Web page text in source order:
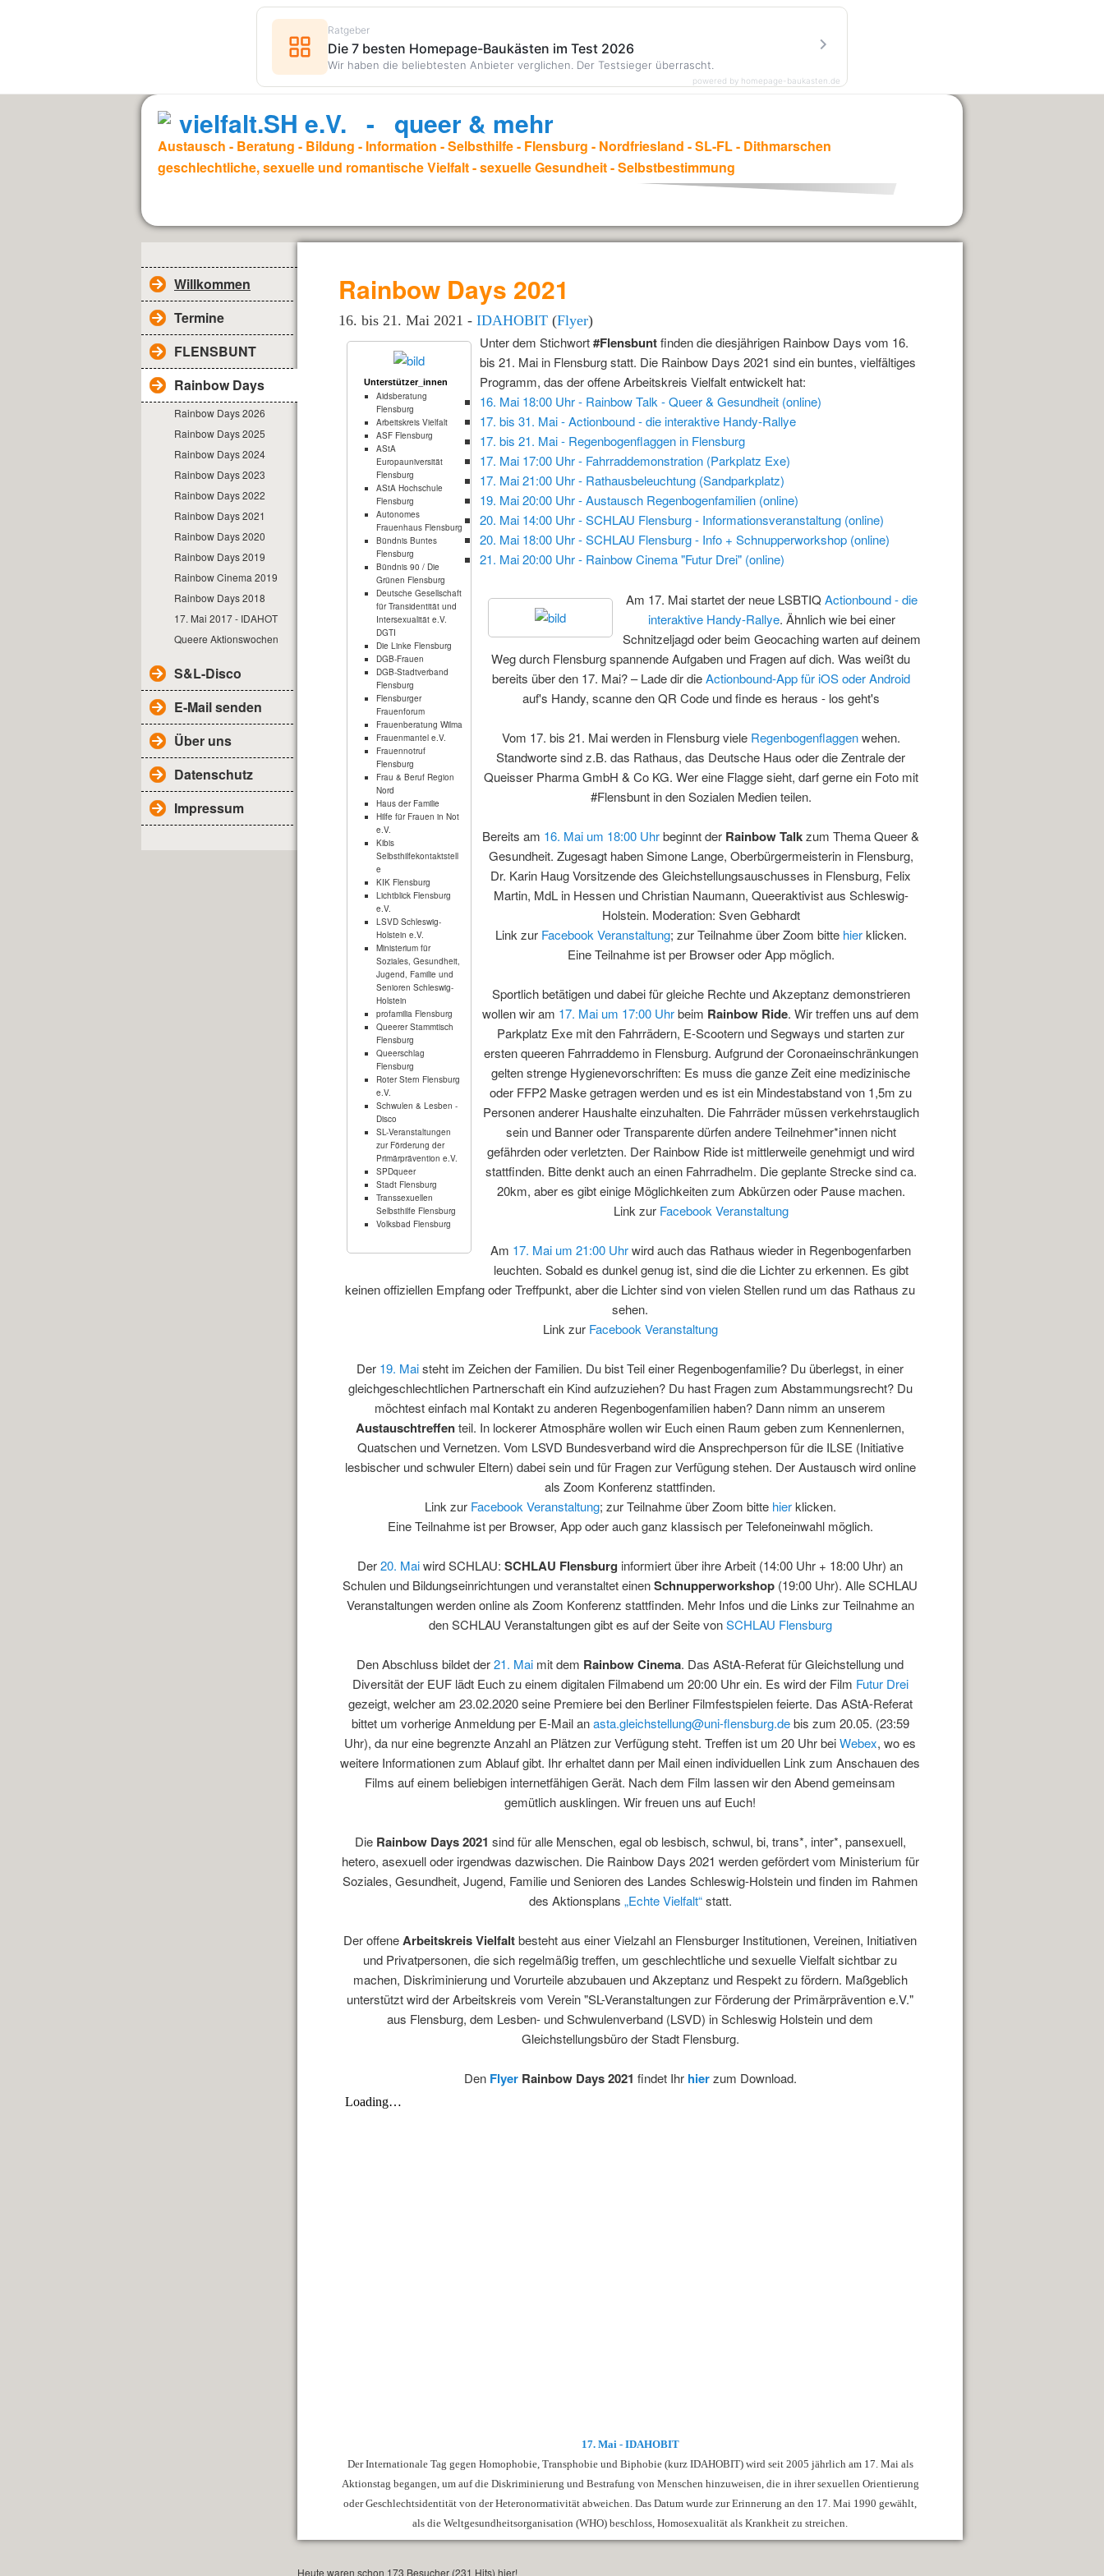
vielfalt.SH e.V. - queer & mehr
Austausch - Beratung - Bildung - Information - Selbsthilfe - Flensburg - Nordfriesland - SL-FL - Dithmarschen
geschlechtliche, sexuelle und romantische Vielfalt - sexuelle Gesundheit - Selbstbestimmung
Willkommen
Termine
FLENSBUNT
Rainbow Days
Rainbow Days 2026
Rainbow Days 2025
Rainbow Days 2024
Rainbow Days 2023
Rainbow Days 2022
Rainbow Days 2021
Rainbow Days 2020
Rainbow Days 2019
Rainbow Cinema 2019
Rainbow Days 2018
17. Mai 2017 - IDAHOT
Queere Aktionswochen
S&L-Disco
E-Mail senden
Über uns
Datenschutz
Impressum
Rainbow Days 2021
16. bis 21. Mai 2021 - IDAHOBIT (Flyer)
Unterstützer_innen
Aidsberatung
Flensburg
Arbeitskreis Vielfalt
ASF Flensburg
AStA
Europauniversität
Flensburg
AStA Hochschule
Flensburg
Autonomes
Frauenhaus Flensburg
Bündnis Buntes
Flensburg
Bündnis 90 / Die
Grünen Flensburg
Deutsche Gesellschaft
für Transidentität und
Intersexualität e.V.
DGTI
Die Linke Flensburg
DGB-Frauen
DGB-Stadtverband
Flensburg
Flensburger
Frauenforum
Frauenberatung Wilma
Frauenmantel e.V.
Frauennotruf
Flensburg
Frau & Beruf Region
Nord
Haus der Familie
Hilfe für Frauen in Not
e.V.
Kibis
Selbsthilfekontaktstell
e
KIK Flensburg
Lichtblick Flensburg
e.V.
LSVD Schleswig-
Holstein e.V.
Ministerium für
Soziales, Gesundheit,
Jugend, Familie und
Senioren Schleswig-
Holstein
profamilia Flensburg
Queerer Stammtisch
Flensburg
Queerschlag
Flensburg
Roter Stern Flensburg
e.V.
Schwulen & Lesben -
Disco
SL-Veranstaltungen
zur Förderung der
Primärprävention e.V.
SPDqueer
Stadt Flensburg
Transsexuellen
Selbsthilfe Flensburg
Volksbad Flensburg
Unter dem Stichwort#Flensbuntfinden die diesjährigen Rainbow Days vom 16.
bis 21. Mai in Flensburg statt. Die Rainbow Days 2021 sind ein buntes, vielfältiges
Programm, das der offene Arbeitskreis Vielfalt entwickelt hat:
16. Mai 18:00 Uhr - Rainbow Talk - Queer & Gesundheit (online)
17. bis 31. Mai - Actionbound - die interaktive Handy-Rallye
17. bis 21. Mai - Regenbogenflaggen in Flensburg
17. Mai 17:00 Uhr - Fahrraddemonstration (Parkplatz Exe)
17. Mai 21:00 Uhr - Rathausbeleuchtung (Sandparkplatz)
19. Mai 20:00 Uhr - Austausch Regenbogenfamilien (online)
20. Mai 14:00 Uhr - SCHLAU Flensburg - Informationsveranstaltung (online)
20. Mai 18:00 Uhr - SCHLAU Flensburg - Info + Schnupperworkshop (online)
21. Mai 20:00 Uhr - Rainbow Cinema "Futur Drei" (online)
Am 17. Mai startet der neue LSBTIQ Actionbound - die
interaktive Handy-Rallye. Ähnlich wie bei einer
Schnitzeljagd oder beim Geocaching warten auf deinem
Weg durch Flensburg spannende Aufgaben und Fragen auf dich. Was weißt du
bereits über den 17. Mai? – Lade dir dieActionbound-App für iOS oder Android
auf's Handy, scanne den QR Code und finde es heraus - los geht's
Vom 17. bis 21. Mai werden in Flensburg viele Regenbogenflaggenwehen.
Standworte sind z.B. das Rathaus, das Deutsche Haus oder die Zentrale der
Queisser Pharma GmbH & Co KG. Wer eine Flagge sieht, darf gerne ein Foto mit
#Flensbunt in den Sozialen Medien teilen.
Bereits am 16. Mai um 18:00 Uhrbeginnt der Rainbow Talkzum Thema Queer &
Gesundheit. Zugesagt haben Simone Lange, Oberbürgermeisterin in Flensburg,
Dr. Karin Haug Vorsitzende des Gleichstellungsauschusses in Flensburg, Felix
Martin, MdL in Hessen und Christian Naumann, Queeraktivist aus Schleswig-
Holstein. Moderation: Sven Gebhardt
Link zur Facebook Veranstaltung; zur Teilnahme über Zoom bitte hierklicken.
Eine Teilnahme ist per Browser oder App möglich.
Sportlich betätigen und dabei für gleiche Rechte und Akzeptanz demonstrieren
wollen wir am 17. Mai um 17:00 Uhrbeim Rainbow Ride. Wir treffen uns auf dem
Parkplatz Exe mit den Fahrrädern, E-Scootern und Segways und starten zur
ersten queeren Fahrraddemo in Flensburg. Aufgrund der Coronaeinschränkungen
gelten strenge Hygienevorschriften: Es muss die ganze Zeit eine medizinische
oder FFP2 Maske getragen werden und es ist ein Mindestabstand von 1,5m zu
Personen anderer Haushalte einzuhalten. Die Fahrräder müssen verkehrstauglich
sein und Banner oder Transparente dürfen andere Teilnehmer*innen nicht
gefährden oder verletzten. Der Rainbow Ride ist mittlerweile genehmigt und wird
stattfinden. Bitte denkt auch an einen Fahrradhelm. Die geplante Strecke sind ca.
20km, aber es gibt einige Möglichkeiten zum Abkürzen oder Pause machen.
Link zur Facebook Veranstaltung
Am 17. Mai um 21:00 Uhrwird auch das Rathaus wieder in Regenbogenfarben
leuchten. Sobald es dunkel genug ist, sind die die Lichter zu erkennen. Es gibt
keinen offiziellen Empfang oder Treffpunkt, aber die Lichter sind von vielen Stellen rund um das Rathaus zu
sehen.
Link zur Facebook Veranstaltung
Der 19. Maisteht im Zeichen der Familien. Du bist Teil einer Regenbogenfamilie? Du überlegst, in einer
gleichgeschlechtlichen Partnerschaft ein Kind aufzuziehen? Du hast Fragen zum Abstammungsrecht? Du
möchtest einfach mal Kontakt zu anderen Regenbogenfamilien haben? Dann nimm an unserem
Austauschtreffenteil. In lockerer Atmosphäre wollen wir Euch einen Raum geben zum Kennenlernen,
Quatschen und Vernetzen. Vom LSVD Bundesverband wird die Ansprechperson für die ILSE (Initiative
lesbischer und schwuler Eltern) dabei sein und für Fragen zur Verfügung stehen. Der Austausch wird online
als Zoom Konferenz stattfinden.
Link zur Facebook Veranstaltung; zur Teilnahme über Zoom bitte hierklicken.
Eine Teilnahme ist per Browser, App oder auch ganz klassisch per Telefoneinwahl möglich.
Der20. Maiwird SCHLAU: SCHLAU Flensburg informiert über ihre Arbeit (14:00 Uhr + 18:00 Uhr) an
Schulen und Bildungseinrichtungen und veranstaltet einenSchnupperworkshop (19:00 Uhr). Alle SCHLAU
Veranstaltungen werden online als Zoom Konferenz stattfinden. Mehr Infos und die Links zur Teilnahme an
den SCHLAU Veranstaltungen gibt es auf der Seite vonSCHLAU Flensburg
Den Abschluss bildet der21. Mai mit dem Rainbow Cinema. Das AStA-Referat für Gleichstellung und
Diversität der EUF lädt Euch zu einem digitalen Filmabend um 20:00 Uhr ein. Es wird der Film Futur Drei
gezeigt, welcher am 23.02.2020 seine Premiere bei den Berliner Filmfestspielen feierte. Das AStA-Referat
bittet um vorherige Anmeldung per E-Mail anasta.gleichstellung@uni-flensburg.debis zum 20.05. (23:59
Uhr), da nur eine begrenzte Anzahl an Plätzen zur Verfügung steht. Treffen ist um 20 Uhr beiWebex, wo es
weitere Informationen zum Ablauf gibt. Ihr erhaltet dann per Mail einen individuellen Link zum Anschauen des
Films auf einem beliebigen internetfähigen Gerät. Nach dem Film lassen wir den Abend gemeinsam
gemütlich ausklingen. Wir freuen uns auf Euch!
Die Rainbow Days 2021 sind für alle Menschen, egal ob lesbisch, schwul, bi, trans*, inter*, pansexuell,
hetero, asexuell oder irgendwas dazwischen. Die Rainbow Days 2021 werden gefördert vom Ministerium für
Soziales, Gesundheit, Jugend, Familie und Senioren des Landes Schleswig-Holstein und finden im Rahmen
des Aktionsplans „Echte Vielfalt“statt.
Der offeneArbeitskreis Vielfaltbesteht aus einer Vielzahl an Flensburger Institutionen, Vereinen, Initiativen
und Privatpersonen, die sich regelmäßig treffen, um geschlechtliche und sexuelle Vielfalt sichtbar zu
machen, Diskriminierung und Vorurteile abzubauen und Akzeptanz und Respekt zu fördern. Maßgeblich
unterstützt wird der Arbeitskreis vom Verein "SL-Veranstaltungen zur Förderung der Primärprävention e.V."
aus Flensburg, dem Lesben- und Schwulenverband (LSVD) in Schleswig Holstein und dem
Gleichstellungsbüro der Stadt Flensburg.
Den FlyerRainbow Days 2021 findet Ihr hierzum Download.
17. Mai - IDAHOBIT
Der Internationale Tag gegen Homophobie, Transphobie und Biphobie (kurz IDAHOBIT) wird seit 2005 jährlich am 17. Mai als
Aktionstag begangen, um auf die Diskriminierung und Bestrafung von Menschen hinzuweisen, die in ihrer sexuellen Orientierung
oder Geschlechtsidentität von der Heteronormativität abweichen. Das Datum wurde zur Erinnerung an den 17. Mai 1990 gewählt,
als die Weltgesundheitsorganisation (WHO) beschloss, Homosexualität als Krankheit zu streichen.
Heute waren schon 173 Besucher (231 Hits) hier!
Ratgeber
Die 7 besten Homepage-Baukästen im Test 2026
Wir haben die beliebtesten Anbieter verglichen. Der Testsieger überrascht.
powered by homepage-baukasten.de